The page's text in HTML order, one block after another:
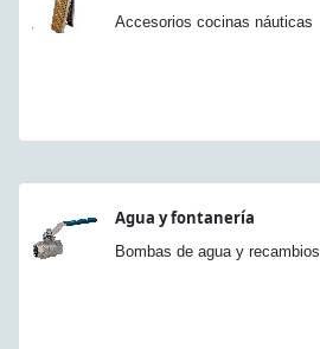
Accesorios cocinas náuticas
Agua y fontanería
Bombas de agua y recambios